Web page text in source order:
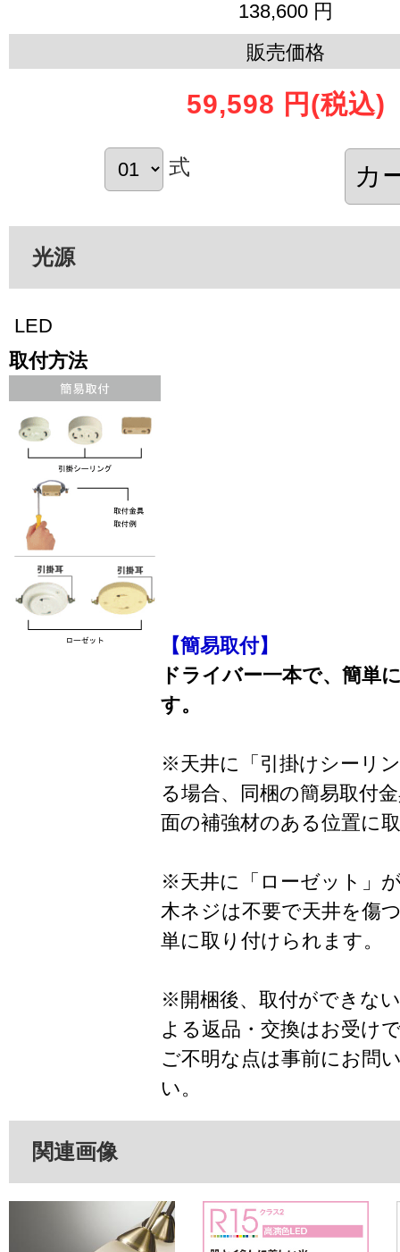
138,600 円
販売価格
59,598 円 (税込)
式
光源
LED
取付方法
【簡易取付】
ドライバー一本で、簡単
す。
※天井に「引掛けシーリ
る場合、同梱の簡易取付
面の補強材のある位置に
※天井に「ローゼット」
木ネジは不要で天井を傷
単に取り付けられます。
※開梱後、取付ができな
よる返品・交換はお受け
ご不明な点は事前にお問
い。
関連画像